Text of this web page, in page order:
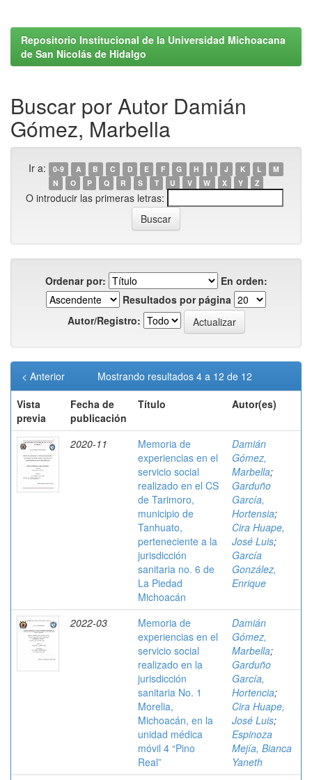
Repositorio Institucional de la Universidad Michoacana
de San Nicolás de Hidalgo
Buscar por Autor Damián
Gómez, Marbella
Ir a: 0-9 A B C D E F G H I J K L
M
N
O P Q R S T U V W X Y Z
O introducir las primeras letras:
Ordenar por:
En orden:
Resultados por página
Autor/Registro:
Mostrando resultados 4 a 12 de 12
< Anterior
Vista
previa
Fecha de
publicación
Título Autor(es)
2020-11
Memoria de
experiencias en el
servicio social
realizado en el CS
de Tarimoro,
municipio de
Tanhuato,
perteneciente a la
jurisdicción
sanitaria no. 6 de
La Piedad
Michoacán
Damián
Gómez,
Marbella;
Garduño
García,
Hortensia;
Cira Huape,
José Luis;
García
González,
Enrique
2022-03
Memoria de
experiencias en el
servicio social
realizado en la
jurisdicción
sanitaria No. 1
Morelia,
Michoacán, en la
unidad médica
móvil 4 “Pino
Real”
Damián
Gómez,
Marbella;
Garduño
García,
Hortencia;
Cira Huape,
José Luis;
Espinoza
Mejía, Bianca
Yaneth